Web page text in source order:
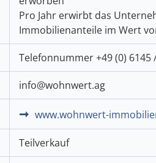
Pro Jahr erwirbt das
Immobilienanteile im Wert
Telefonnummer +49 (0) 6145
info@wohnwert.ag
www.wohnwert-
Teilverkauf